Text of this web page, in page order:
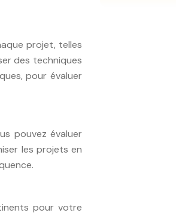
projet, telles
des techniques
pour évaluer
pouvez évaluer
les projets en
pour votre